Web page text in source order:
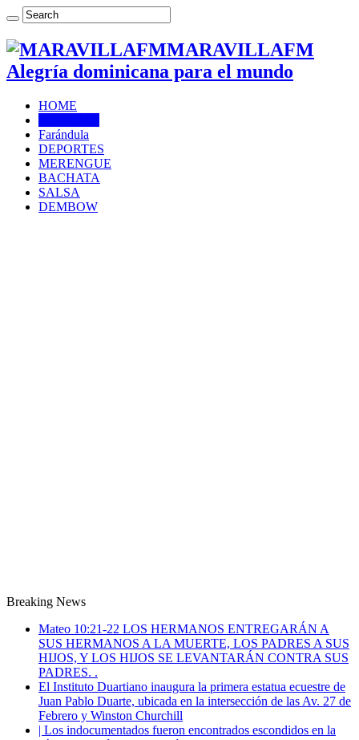
MARAVILLAFM
Alegría dominicana para el mundo
HOME
Farándula
DEPORTES
MERENGUE
BACHATA
SALSA
DEMBOW
Breaking News
Mateo 10:21-22 LOS HERMANOS ENTREGARÁN A
SUS HERMANOS A LA MUERTE, LOS PADRES A SUS
HIJOS, Y LOS HIJOS SE LEVANTARÁN CONTRA SUS
PADRES. .
El Instituto Duartiano inaugura la primera estatua ecuestre de
Juan Pablo Duarte, ubicada en la intersección de las Av. 27 de
Febrero y Winston Churchill
| Los indocumentados fueron encontrados escondidos en la